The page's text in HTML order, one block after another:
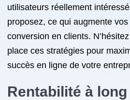
utilisateurs réellement
proposez, ce qui augmente
conversion en clients.
place ces stratégies pour
succès en ligne de votre
Rentabilité à